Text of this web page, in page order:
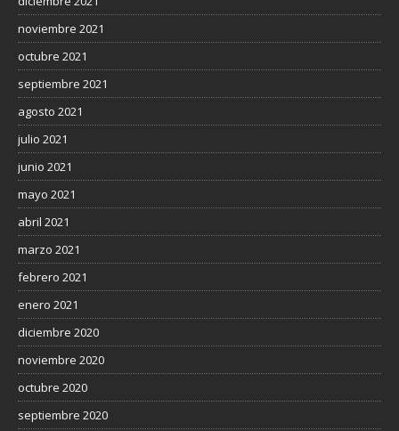
noviembre 2021
octubre 2021
septiembre 2021
agosto 2021
julio 2021
junio 2021
mayo 2021
abril 2021
marzo 2021
febrero 2021
enero 2021
diciembre 2020
noviembre 2020
octubre 2020
septiembre 2020